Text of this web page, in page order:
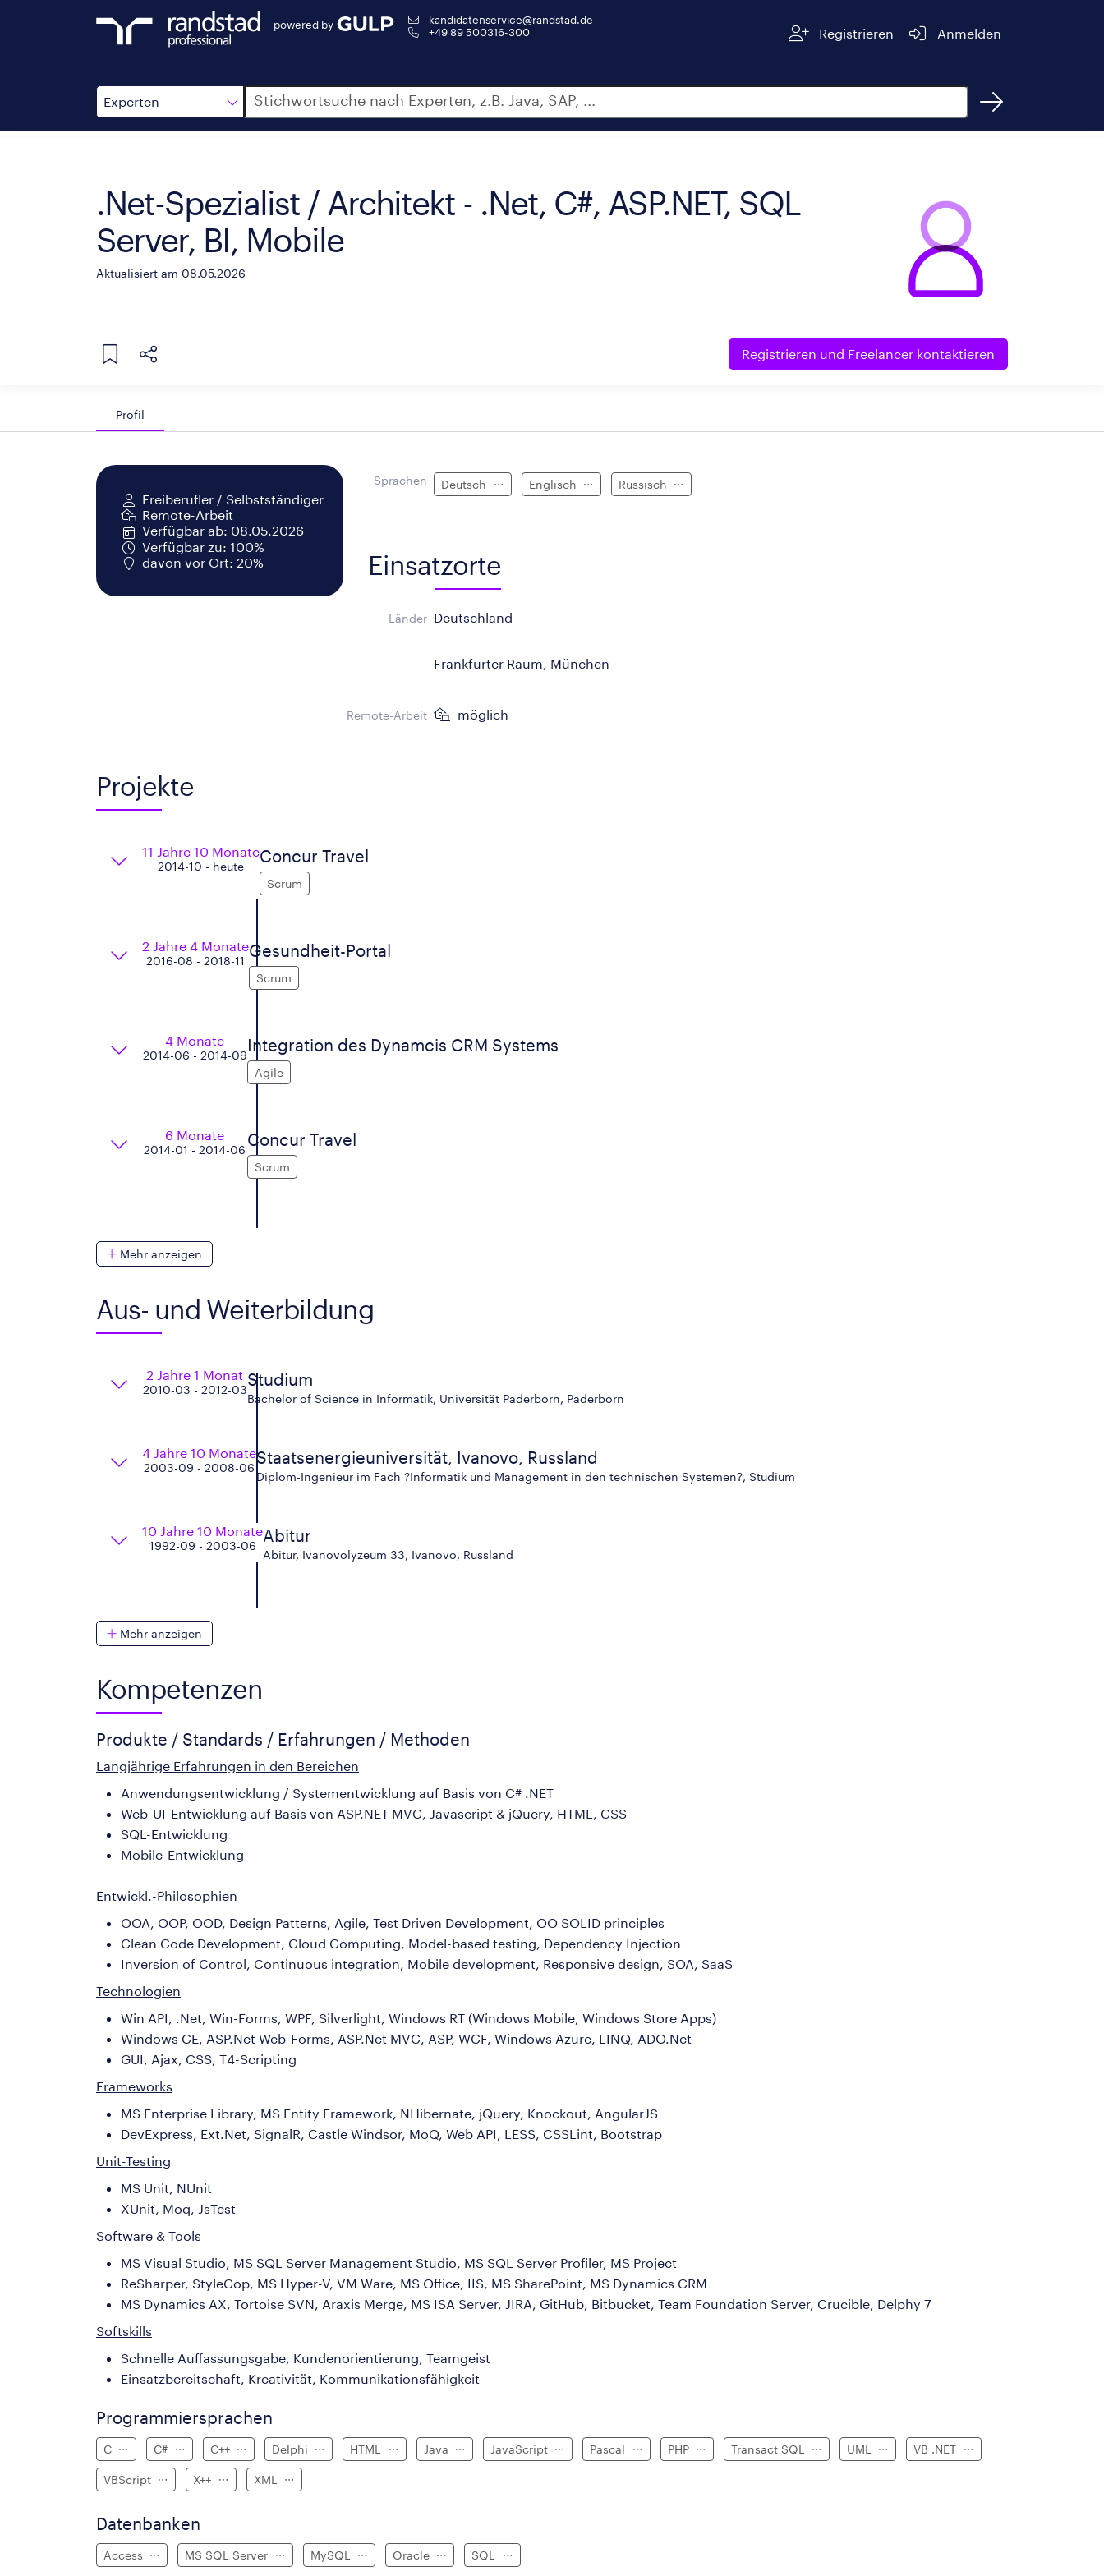
powered by
kandidatenservice@randstad.de
+49 89 500316-300
Registrieren Anmelden
Experten
Suche
.Net-Spezialist / Architekt - .Net, C#, ASP.NET, SQL
Server, BI, Mobile
Aktualisiert am 08.05.2026
Registrieren und Freelancer kontaktieren
Profil
Freiberufler / Selbstständiger
Remote-Arbeit
Verfügbar ab: 08.05.2026
Verfügbar zu: 100%
davon vor Ort: 20%
Sprachen Deutsch Englisch Russisch
Einsatzorte
Länder Deutschland
Frankfurter Raum, München
Remote-Arbeit möglich
Projekte
11 Jahre 10 Monate
2014-10 - heute
Concur Travel
Scrum
2 Jahre 4 Monate
2016-08 - 2018-11
Gesundheit-Portal
Scrum
4 Monate
2014-06 - 2014-09
Integration des Dynamcis CRM Systems
Agile
6 Monate
2014-01 - 2014-06
Concur Travel
Scrum
Mehr anzeigen
Aus- und Weiterbildung
2 Jahre 1 Monat
2010-03 - 2012-03
Studium
Bachelor of Science in Informatik, Universität Paderborn, Paderborn
4 Jahre 10 Monate
2003-09 - 2008-06
Staatsenergieuniversität, Ivanovo, Russland
Diplom-Ingenieur im Fach ?Informatik und Management in den technischen Systemen?, Studium
10 Jahre 10 Monate
1992-09 - 2003-06
Abitur
Abitur, Ivanovolyzeum 33, Ivanovo, Russland
Mehr anzeigen
Kompetenzen
Produkte / Standards / Erfahrungen / Methoden
Langjährige Erfahrungen in den Bereichen
Anwendungsentwicklung / Systementwicklung auf Basis von C# .NET
Web-UI-Entwicklung auf Basis von ASP.NET MVC, Javascript & jQuery, HTML, CSS
SQL-Entwicklung
Mobile-Entwicklung
Entwickl.-Philosophien
OOA, OOP, OOD, Design Patterns, Agile, Test Driven Development, OO SOLID principles
Clean Code Development, Cloud Computing, Model-based testing, Dependency Injection
Inversion of Control, Continuous integration, Mobile development, Responsive design, SOA, SaaS
Technologien
Win API, .Net, Win-Forms, WPF, Silverlight, Windows RT (Windows Mobile, Windows Store Apps)
Windows CE, ASP.Net Web-Forms, ASP.Net MVC, ASP, WCF, Windows Azure, LINQ, ADO.Net
GUI, Ajax, CSS, T4-Scripting
Frameworks
MS Enterprise Library, MS Entity Framework, NHibernate, jQuery, Knockout, AngularJS
DevExpress, Ext.Net, SignalR, Castle Windsor, MoQ, Web API, LESS, CSSLint, Bootstrap
Unit-Testing
MS Unit, NUnit
XUnit, Moq, JsTest
Software & Tools
MS Visual Studio, MS SQL Server Management Studio, MS SQL Server Profiler, MS Project
ReSharper, StyleCop, MS Hyper-V, VM Ware, MS Office, IIS, MS SharePoint, MS Dynamics CRM
MS Dynamics AX, Tortoise SVN, Araxis Merge, MS ISA Server, JIRA, GitHub, Bitbucket, Team Foundation Server, Crucible, Delphy 7
Softskills
Schnelle Auffassungsgabe, Kundenorientierung, Teamgeist
Einsatzbereitschaft, Kreativität, Kommunikationsfähigkeit
Programmiersprachen
C C# C++ Delphi HTML Java JavaScript Pascal PHP Transact SQL UML VB .NET
VBScript X++ XML
Datenbanken
Access MS SQL Server MySQL Oracle SQL